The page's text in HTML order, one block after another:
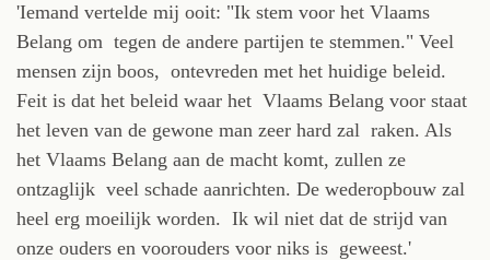
'Iemand vertelde mij ooit: "Ik stem voor het Vlaams
Belang om tegen de andere partijen te stemmen." Veel
mensen zijn boos, ontevreden met het huidige beleid.
Feit is dat het beleid waar het Vlaams Belang voor staat
het leven van de gewone man zeer hard zal raken. Als
het Vlaams Belang aan de macht komt, zullen ze
ontzaglijk veel schade aanrichten. De wederopbouw zal
heel erg moeilijk worden. Ik wil niet dat de strijd van
onze ouders en voorouders voor niks is geweest.'